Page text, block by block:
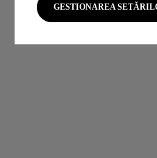
GESTIONAREA